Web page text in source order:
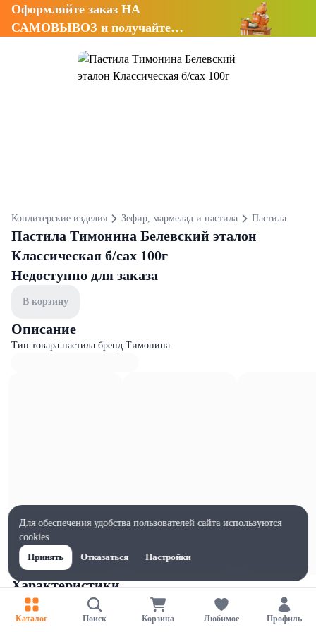
Оформляйте заказ НА
САМОВЫВОЗ и получайте
Кондитерские изделия Зефир, мармелад и пастила Пастила
Пастила Тимонина Белевский эталон
Классическая б/сах 100г
Недоступно для заказа
В корзину
Описание
Тип товара пастила бренд Тимонина
Характеристики
Ширина, мм
150
Каталог Поиск Корзина Любимое Профиль
Для обеспечения удобства пользователей сайта используются
cookies
Принять
Отказаться Настройки